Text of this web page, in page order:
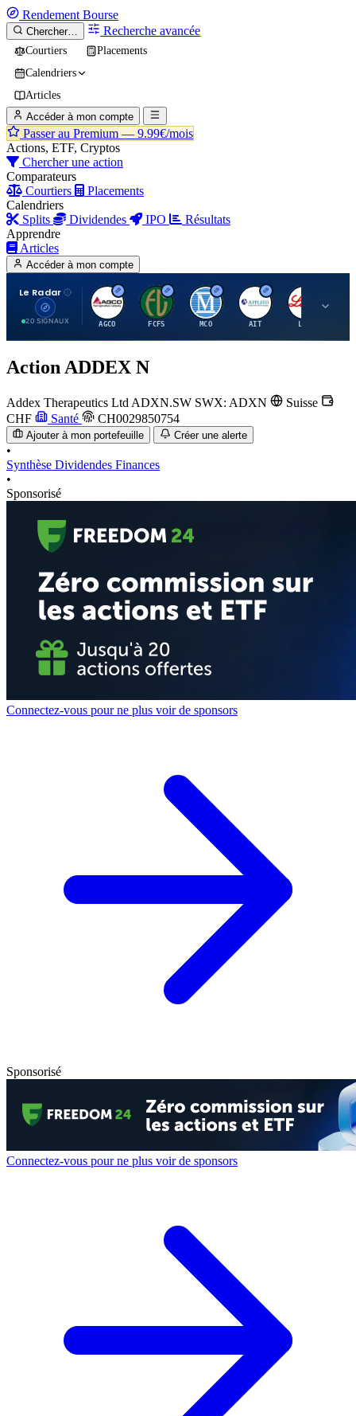
Rendement Bourse
Chercher… Recherche avancée
Courtiers
Placements
Calendriers
Articles
Accéder à mon compte
Passer au Premium — 9.99€/mois
Actions, ETF, Cryptos
Chercher une action
Comparateurs
Courtiers
Placements
Calendriers
Splits
Dividendes IPO
Résultats
Apprendre
Articles
Accéder à mon compte
Le Radar
20 SIGNAUX
A
AGCO
F
FCFS
M
MCO
A
AIT
Action ADDEX N
Addex Therapeutics Ltd ADXN.SW SWX: ADXN
Suisse
CHF
Santé CH0029850754
Ajouter à mon portefeuille Créer une alerte
•
Synthèse Dividendes Finances
•
Sponsorisé
Connectez-vous pour ne plus voir de sponsors
Sponsorisé
Connectez-vous pour ne plus voir de sponsors